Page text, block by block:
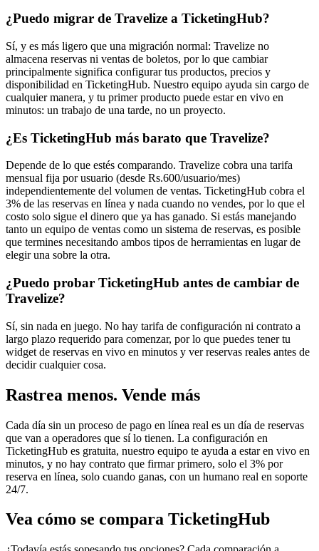
¿Puedo migrar de Travelize a TicketingHub?
Sí, y es más ligero que una migración normal: Travelize no
almacena reservas ni ventas de boletos, por lo que cambiar
principalmente significa configurar tus productos, precios y
disponibilidad en TicketingHub. Nuestro equipo ayuda sin cargo de
cualquier manera, y tu primer producto puede estar en vivo en
minutos: un trabajo de una tarde, no un proyecto.
¿Es TicketingHub más barato que Travelize?
Depende de lo que estés comparando. Travelize cobra una tarifa
mensual fija por usuario (desde Rs.600/usuario/mes)
independientemente del volumen de ventas. TicketingHub cobra el
3% de las reservas en línea y nada cuando no vendes, por lo que el
costo solo sigue el dinero que ya has ganado. Si estás manejando
tanto un equipo de ventas como un sistema de reservas, es posible
que termines necesitando ambos tipos de herramientas en lugar de
elegir una sobre la otra.
¿Puedo probar TicketingHub antes de cambiar de
Travelize?
Sí, sin nada en juego. No hay tarifa de configuración ni contrato a
largo plazo requerido para comenzar, por lo que puedes tener tu
widget de reservas en vivo en minutos y ver reservas reales antes de
decidir cualquier cosa.
Rastrea menos. Vende más
Cada día sin un proceso de pago en línea real es un día de reservas
que van a operadores que sí lo tienen. La configuración en
TicketingHub es gratuita, nuestro equipo te ayuda a estar en vivo en
minutos, y no hay contrato que firmar primero, solo el 3% por
reserva en línea, solo cuando ganas, con un humano real en soporte
24/7.
Vea cómo se compara TicketingHub